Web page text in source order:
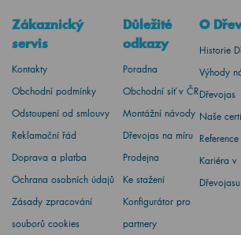
Zákaznický
servis
Kontakty
Obchodní podmínky
Odstoupení od smlouvy
Reklamační řád
Doprava a platba
Ochrana osobních údajů
Zásady zpracování
souborů cookies
Důležité
odkazy
Poradna
Obchodní síť v ČR
Montážní návody
Dřevojas na míru
Prodejna
Ke stažení
Konfigurátor pro
partnery
O
Historie
Výhody
Dřevojas
Naše
Reference
Kariéra v
Dřevojasu